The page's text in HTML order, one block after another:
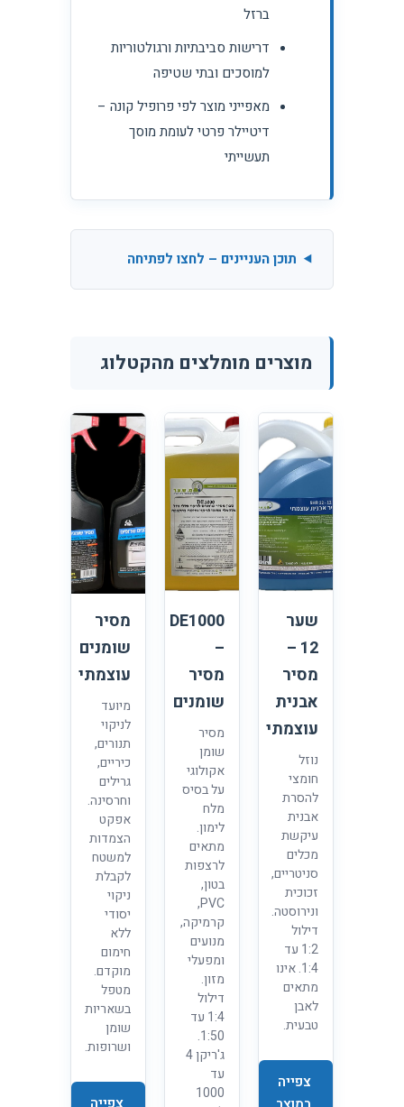
ברזל
דרישות סביבתיות ורגולטוריות
למוסכים ובתי שטיפה
מאפייני מוצר לפי פרופיל קונה –
דיטיילר פרטי לעומת מוסך
תעשייתי
תוכן העניינים – לחצו לפתיחה
מוצרים מומלצים מהקטלוג
שער
12 –
מסיר
אבנית
עוצמתי
נוזל
חומצי
להסרת
אבנית
עיקשת
מכלים
סניטריים,
זכוכית
ונירוסטה.
דילול
1:2 עד
1:4. אינו
מתאים
לאבן
טבעית.
צפייה
DE1000
–
מסיר
שומנים
מסיר
שומן
אקולוגי
על בסיס
מלח
לימון.
מתאים
לרצפות
בטון,
PVC,
קרמיקה,
מנועים
ומפעלי
מזון.
דילול
1:4 עד
1:50.
ג'ריקן 4
עד
1000
מסיר
שומנים
עוצמתי
מיועד
לניקוי
תנורים,
כיריים,
גרילים
וחרסינה.
אפקט
הצמדות
למשטח
לקבלת
ניקוי
יסודי
ללא
חימום
מוקדם.
מטפל
בשאריות
שומן
ושרופות.